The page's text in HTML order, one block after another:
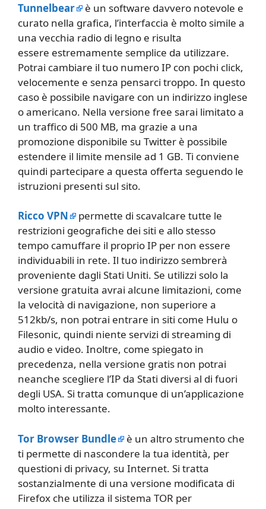
Tunnelbear
è un software davvero notevole e
curato nella grafica, l’interfaccia è molto simile a
una vecchia radio di legno e risulta
essere estremamente semplice da utilizzare.
Potrai cambiare il tuo numero IP con pochi click,
velocemente e senza pensarci troppo. In questo
caso è possibile navigare con un indirizzo inglese
o americano. Nella versione free sarai limitato a
un traffico di 500 MB, ma grazie a una
promozione disponibile su Twitter è possibile
estendere il limite mensile ad 1 GB. Ti conviene
quindi partecipare a questa offerta seguendo le
istruzioni presenti sul sito.
Ricco VPN
permette di scavalcare tutte le
restrizioni geografiche dei siti e allo stesso
tempo camuffare il proprio IP per non essere
individuabili in rete. Il tuo indirizzo sembrerà
proveniente dagli Stati Uniti. Se utilizzi solo la
versione gratuita avrai alcune limitazioni, come
la velocità di navigazione, non superiore a
512kb/s, non potrai entrare in siti come Hulu o
Filesonic, quindi niente servizi di streaming di
audio e video. Inoltre, come spiegato in
precedenza, nella versione gratis non potrai
neanche scegliere l’IP da Stati diversi al di fuori
degli USA. Si tratta comunque di un’applicazione
molto interessante.
Tor Browser Bundle
è un altro strumento che
ti permette di nascondere la tua identità, per
questioni di privacy, su Internet. Si tratta
sostanzialmente di una versione modificata di
Firefox che utilizza il sistema TOR per